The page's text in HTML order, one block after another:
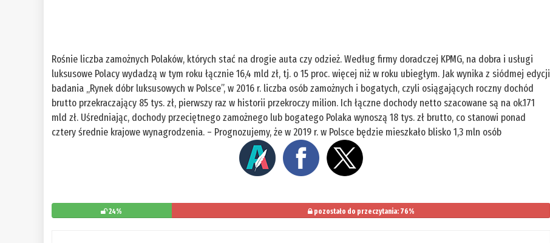
Rośnie liczba zamożnych Polaków, których stać na drogie auta czy odzież. Według firmy doradczej KPMG, na dobra i usługi
luksusowe Polacy wydadzą w tym roku łącznie 16,4 mld zł, tj. o 15 proc. więcej niż w roku ubiegłym. Jak wynika z siódmej edycji
badania „Rynek dóbr luksusowych w Polsce”, w 2016 r. liczba osób zamożnych i bogatych, czyli osiągających roczny dochód
brutto przekraczający 85 tys. zł, pierwszy raz w historii przekroczy milion. Ich łączne dochody netto szacowane są na ok.171
mld zł. Uśredniając, dochody przeciętnego zamożnego lub bogatego Polaka wynoszą 18 tys. zł brutto, co stanowi ponad
cztery średnie krajowe wynagrodzenia. – Prognozujemy, że w 2019 r. w Polsce będzie mieszkało blisko 1,3 mln osób
24% pozostało do przeczytania: 76%